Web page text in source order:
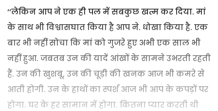
‘‘लेकिन आप ने एक ही पल में सबकुछ खत्म कर दिया. मां
के साथ भी विश्वासघात किया है आप ने. धोखा किया है. एक
बार भी नहीं सोचा कि मां को गुजरे हुए अभी एक साल भी
नहीं हुआ. जबतब उन की यादें आंखों के सामने उभरती रहती
हैं. उन की खुशबू, उन की चूड़ी की खनक आज भी कमरे से
आती होगी. उन के हाथों का स्पर्श आज भी आप के कपड़ों पर
होगा. घर के हर सामान में होगा. कितना प्यार करती थी